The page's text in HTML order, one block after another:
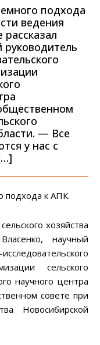
подхода
ведения
рассказал
— Все
у нас с
подхода к АПК.
хозяйства
научный
сельского
научного центра
совете при
Новосибирской